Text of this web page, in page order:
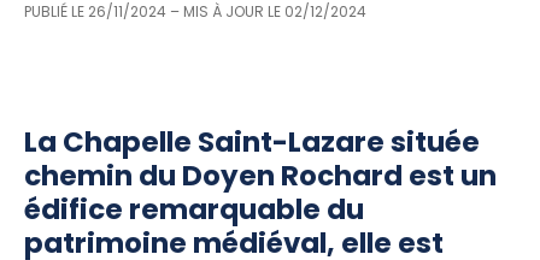
PUBLIÉ LE 26/11/2024 – MIS À JOUR LE 02/12/2024
La Chapelle Saint-Lazare située
chemin du Doyen Rochard est un
édifice remarquable du
patrimoine médiéval, elle est